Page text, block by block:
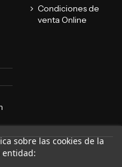
Condiciones de
venta Online
sobre las cookies de la
entidad: